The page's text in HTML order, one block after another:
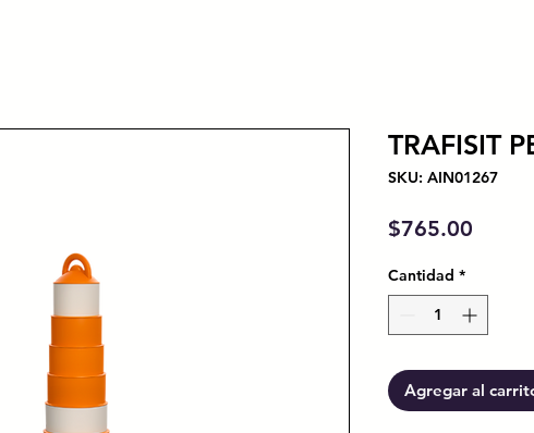
TRAFISIT
SKU: AIN01267
$765.00
Cantidad *
Agregar al